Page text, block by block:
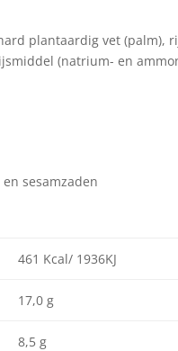
plantaardig vet (palm),
(natrium- en
sesamzaden
461 Kcal/ 1936KJ
17,0 g
8,5 g